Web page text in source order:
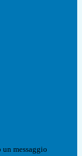
messaggio